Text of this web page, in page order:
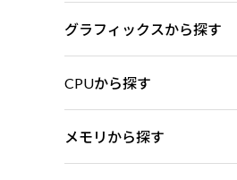
グラフィックスから探す
CPUから探す
メモリから探す